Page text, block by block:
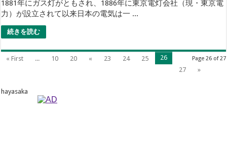
1881年にガス灯がともされ、1886年に東京電灯会社（現・東京電
力）が設立されて以来日本の電気は一 ...
続きを読む
Page 26 of 27
« First ... 10 20 « 23 24 25
26
27
»
hayasaka